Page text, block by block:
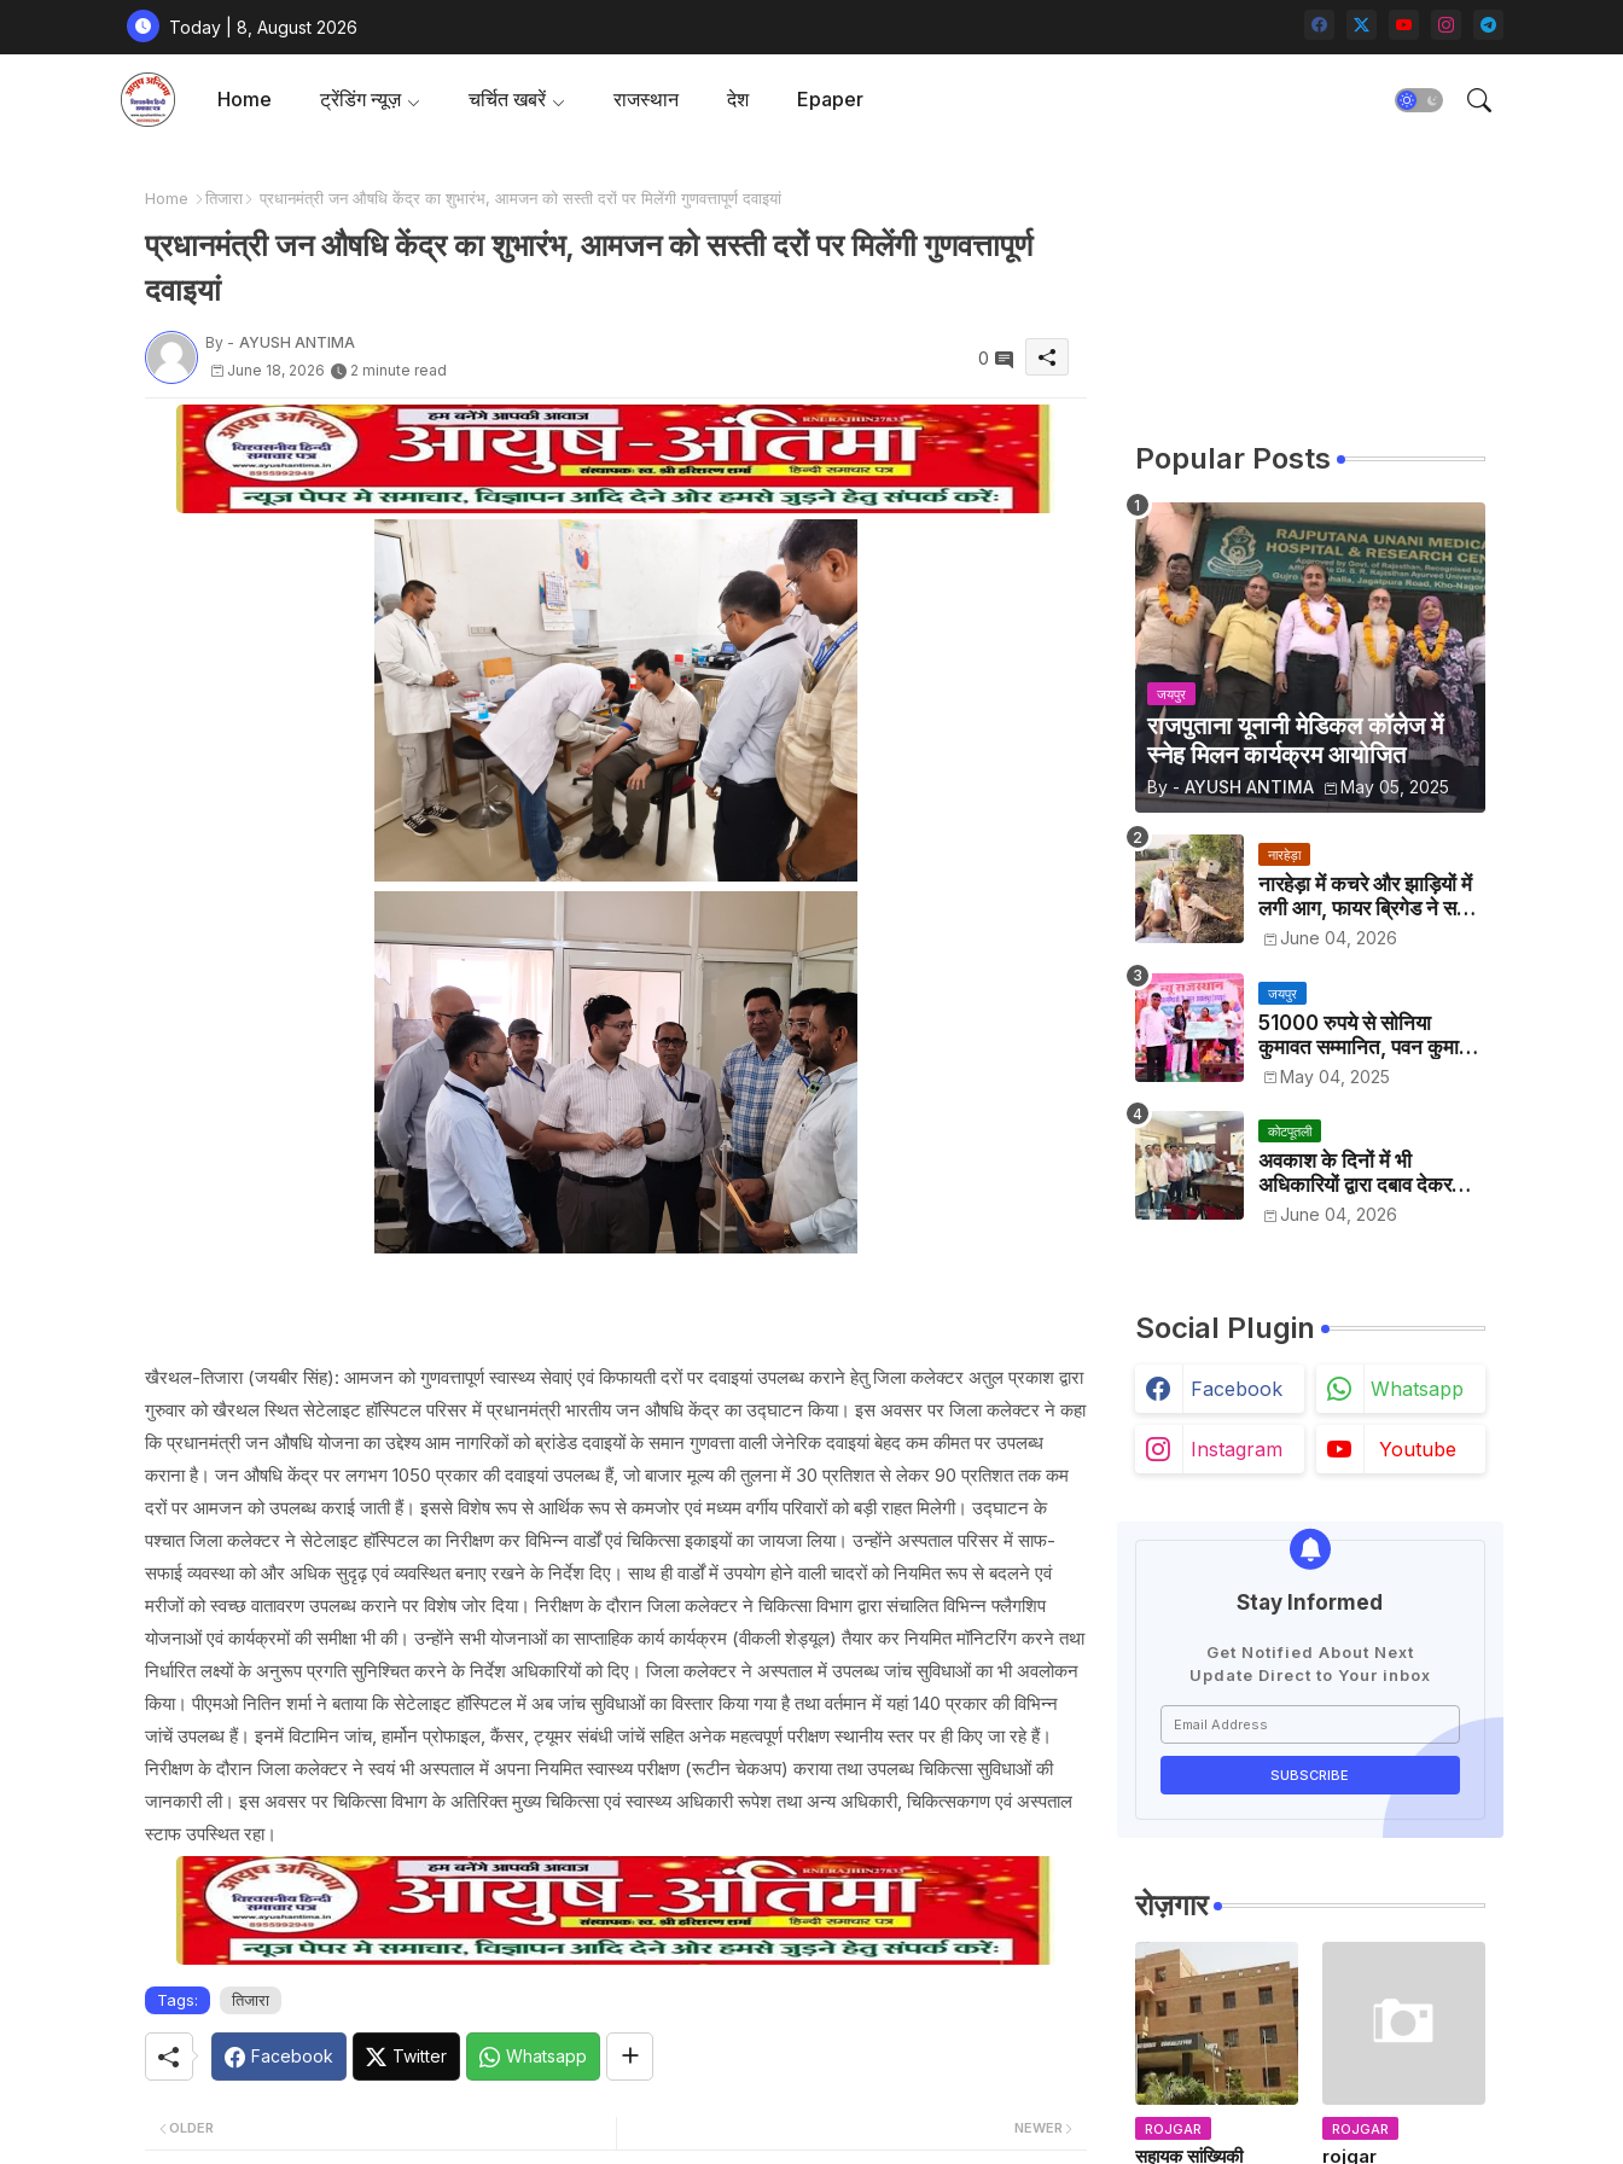
Today | 8, August 2026
Home ट्रेंडिंग न्यूज़ चर्चित खबरें राजस्थान देश Epaper
Home तिजारा प्रधानमंत्री जन औषधि केंद्र का शुभारंभ, आमजन को सस्ती दरों पर मिलेंगी गुणवत्तापूर्ण दवाइयां
प्रधानमंत्री जन औषधि केंद्र का शुभारंभ, आमजन को सस्ती दरों पर मिलेंगी गुणवत्तापूर्ण
दवाइयां
By - AYUSH ANTIMA
June 18, 2026
2 minute read
0
खैरथल-तिजारा (जयबीर सिंह): आमजन को गुणवत्तापूर्ण स्वास्थ्य सेवाएं एवं किफायती दरों पर दवाइयां उपलब्ध कराने हेतु जिला कलेक्टर अतुल प्रकाश द्वारा
गुरुवार को खैरथल स्थित सेटेलाइट हॉस्पिटल परिसर में प्रधानमंत्री भारतीय जन औषधि केंद्र का उद्घाटन किया। इस अवसर पर जिला कलेक्टर ने कहा
कि प्रधानमंत्री जन औषधि योजना का उद्देश्य आम नागरिकों को ब्रांडेड दवाइयों के समान गुणवत्ता वाली जेनेरिक दवाइयां बेहद कम कीमत पर उपलब्ध
कराना है। जन औषधि केंद्र पर लगभग 1050 प्रकार की दवाइयां उपलब्ध हैं, जो बाजार मूल्य की तुलना में 30 प्रतिशत से लेकर 90 प्रतिशत तक कम
दरों पर आमजन को उपलब्ध कराई जाती हैं। इससे विशेष रूप से आर्थिक रूप से कमजोर एवं मध्यम वर्गीय परिवारों को बड़ी राहत मिलेगी। उद्घाटन के
पश्चात जिला कलेक्टर ने सेटेलाइट हॉस्पिटल का निरीक्षण कर विभिन्न वार्डों एवं चिकित्सा इकाइयों का जायजा लिया। उन्होंने अस्पताल परिसर में साफ-
सफाई व्यवस्था को और अधिक सुदृढ़ एवं व्यवस्थित बनाए रखने के निर्देश दिए। साथ ही वार्डों में उपयोग होने वाली चादरों को नियमित रूप से बदलने एवं
मरीजों को स्वच्छ वातावरण उपलब्ध कराने पर विशेष जोर दिया। निरीक्षण के दौरान जिला कलेक्टर ने चिकित्सा विभाग द्वारा संचालित विभिन्न फ्लैगशिप
योजनाओं एवं कार्यक्रमों की समीक्षा भी की। उन्होंने सभी योजनाओं का साप्ताहिक कार्य कार्यक्रम (वीकली शेड्यूल) तैयार कर नियमित मॉनिटरिंग करने तथा
निर्धारित लक्ष्यों के अनुरूप प्रगति सुनिश्चित करने के निर्देश अधिकारियों को दिए। जिला कलेक्टर ने अस्पताल में उपलब्ध जांच सुविधाओं का भी अवलोकन
किया। पीएमओ नितिन शर्मा ने बताया कि सेटेलाइट हॉस्पिटल में अब जांच सुविधाओं का विस्तार किया गया है तथा वर्तमान में यहां 140 प्रकार की विभिन्न
जांचें उपलब्ध हैं। इनमें विटामिन जांच, हार्मोन प्रोफाइल, कैंसर, ट्यूमर संबंधी जांचें सहित अनेक महत्वपूर्ण परीक्षण स्थानीय स्तर पर ही किए जा रहे हैं।
निरीक्षण के दौरान जिला कलेक्टर ने स्वयं भी अस्पताल में अपना नियमित स्वास्थ्य परीक्षण (रूटीन चेकअप) कराया तथा उपलब्ध चिकित्सा सुविधाओं की
जानकारी ली। इस अवसर पर चिकित्सा विभाग के अतिरिक्त मुख्य चिकित्सा एवं स्वास्थ्य अधिकारी रूपेश तथा अन्य अधिकारी, चिकित्सकगण एवं अस्पताल
स्टाफ उपस्थित रहा।
Tags: तिजारा
Facebook Twitter Whatsapp
NEWER
OLDER
Popular Posts
जयपुर
राजपुताना यूनानी मेडिकल कॉलेज में
स्नेह मिलन कार्यक्रम आयोजित
By - AYUSH ANTIMA May 05, 2025
नारहेड़ा
नारहेड़ा में कचरे और झाड़ियों में
लगी आग, फायर ब्रिगेड ने समय
रहते पाया काबू
June 04, 2026
जयपुर
51000 रुपये से सोनिया
कुमावत सम्मानित, पवन कुमावत
व अन्य छात्रों को मिला लैपटॉप
May 04, 2025
कोटपूतली
अवकाश के दिनों में भी
अधिकारियों द्वारा दबाव देकर
अवकाश निरस्त करके काम
June 04, 2026
Social Plugin
Facebook Whatsapp
Instagram Youtube
Stay Informed
Get Notified About Next
Update Direct to Your inbox
रोज़गार
ROJGAR
सहायक सांख्यिकी
ROJGAR
rojgar